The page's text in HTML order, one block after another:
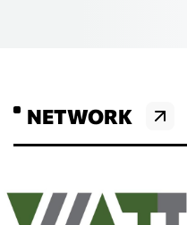
NETWORK